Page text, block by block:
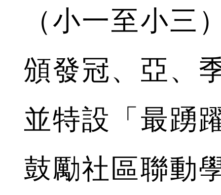
（小一至小三
頒發冠、亞、
並特設「最踴
鼓勵社區聯動